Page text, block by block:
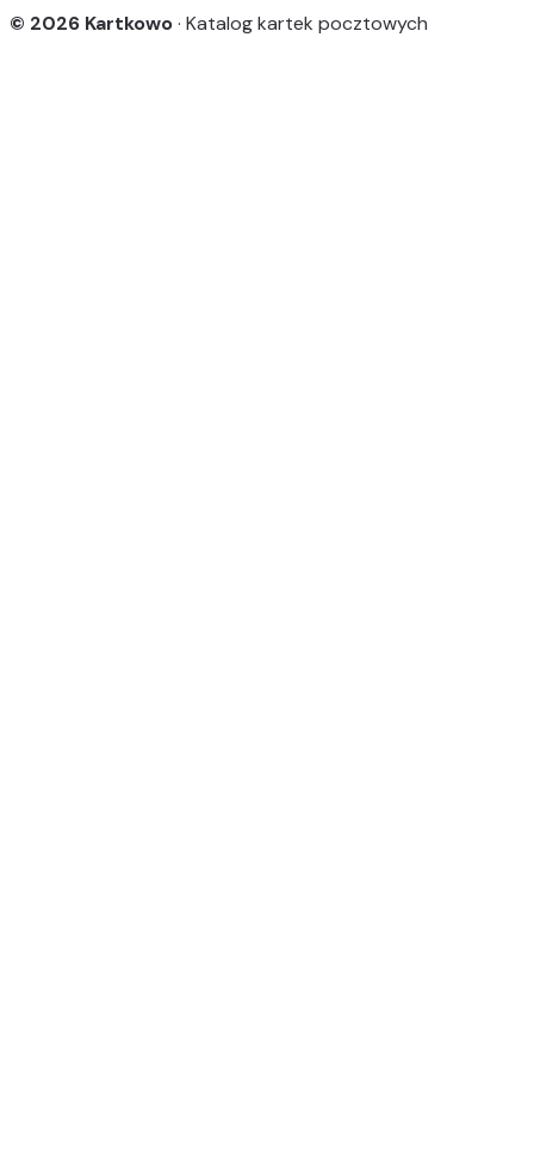
© 2026 Kartkowo· Katalog kartek pocztowych